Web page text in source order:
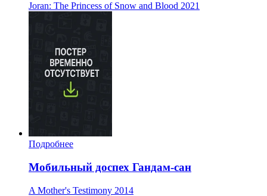
Joran: The Princess of Snow and Blood 2021
Подробнее
Мобильный доспех Гандам-сан
A Mother's Testimony 2014